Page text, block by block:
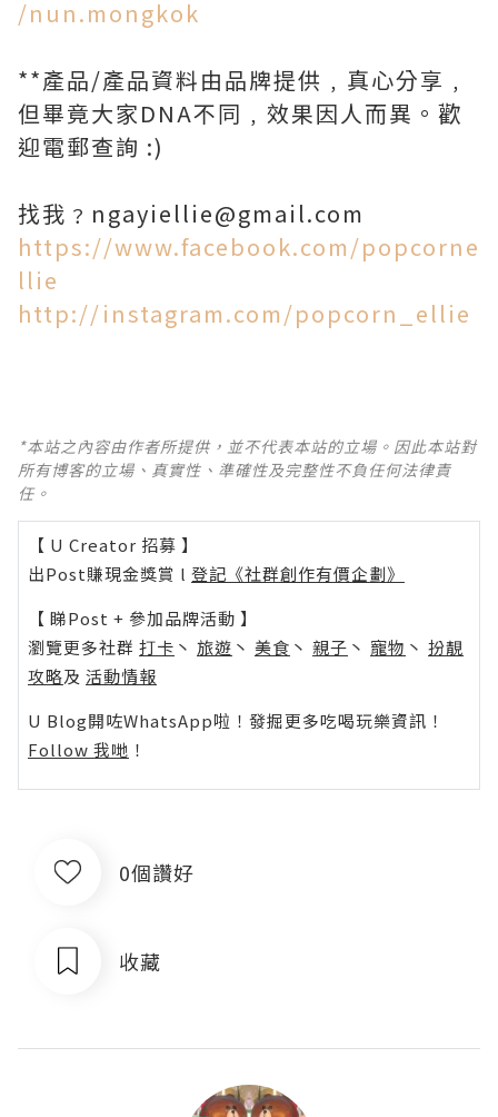
/nun.mongkok
**產品/產品資料由品牌提供﹐真心分享﹐
但畢竟大家DNA不同﹐效果因人而異。歡
迎電郵查詢 :)
找我﹖ngayiellie@gmail.com
https://www.facebook.com/popcorne
llie
http://instagram.com/popcorn_ellie
*本站之內容由作者所提供，並不代表本站的立場。因此本站對
所有博客的立場、真實性、準確性及完整性不負任何法律責
任。
【 U Creator 招募 】
出Post賺現金獎賞 l 登記《社群創作有價企劃》
【 睇Post + 參加品牌活動 】
瀏覽更多社群 打卡 丶 旅遊 丶 美食 丶 親子 丶 寵物 丶 扮靚
攻略及 活動情報
U Blog開咗WhatsApp啦！發掘更多吃喝玩樂資訊！
Follow 我哋 ！
0個讚好
收藏